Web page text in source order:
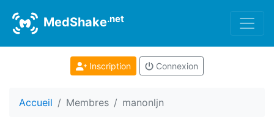
MedShake.net
Inscription Connexion
Accueil Membres manonljn